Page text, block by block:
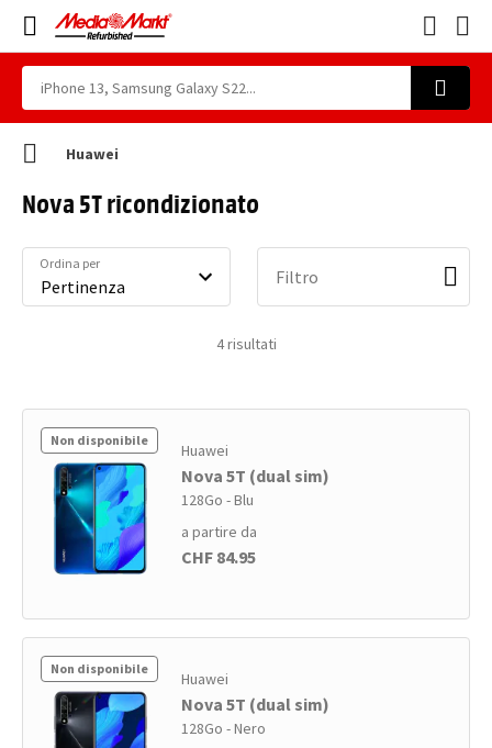
Huawei
Nova 5T ricondizionato
4risultati
Ordina per
Filtro
Non disponibile Huawei
Nova 5T (dual sim)
128Go - Blu
a partire da
CHF 84.95
Non disponibile Huawei
Nova 5T (dual sim)
128Go - Nero